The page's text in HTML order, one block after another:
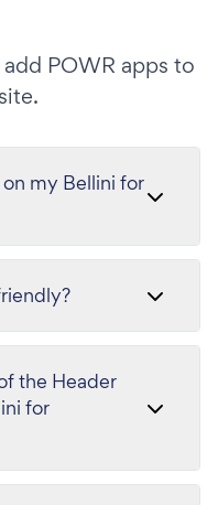
POWR apps to
my Bellini for
the Header
for